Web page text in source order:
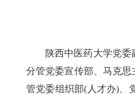
陕西中医药大学党
分管党委宣传部、马克
管党委组织部(人才办)、